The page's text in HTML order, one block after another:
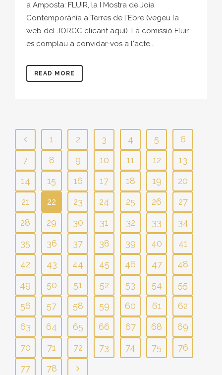
a Amposta: FLUIR, la I Mostra de Joia
Contemporània a Terres de l'Ebre (vegeu la
web del JORGC clicant aquí). La comissió Fluir
es complau a convidar-vos a l'acte...
READ MORE
1 2 3 4 5
6
7
8 9 10 11 12
13
14
15 16 17 18 19
20
21
22 23 24 25 26
27
28
29 30 31 32 33
34
35
36 37 38 39 40
41
42
43 44 45 46 47
48
49
50 51 52 53 54
55
56
57 58 59 60 61
62
63
64 65 66 67 68
69
70
71 72 73 74 75
76
77
78